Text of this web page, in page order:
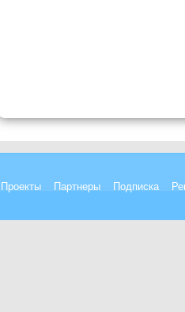
Проекты Партнеры Подписка